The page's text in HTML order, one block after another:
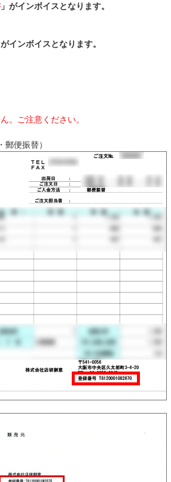
」がインボイスとなります。
インボイスとなります。
。ご注意ください。
便振替）